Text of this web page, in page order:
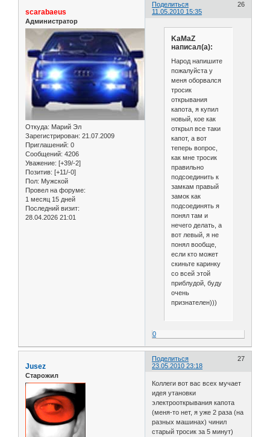
Поделиться
26
11.05.2010 15:35
scarabaeus
Администратор
Откуда: Марий Эл
Зарегистрирован: 21.07.2009
Приглашений: 0
Сообщений: 4206
Уважение: [+39/-2]
Позитив: [+11/-0]
Пол: Мужской
Провел на форуме:
1 месяц 15 дней
Последний визит:
28.04.2026 21:01
KaMaZ
написал(а):
Народ напишите
пожалуйста у
меня оборвался
тросик
открывания
капота, я купил
новый, кое как
открыл все таки
капот, а вот
теперь вопрос,
как мне тросик
правильно
подсоединить к
замкам правый
замок как
подсоединять я
понял там и
нечего делать, а
вот левый, я не
понял вообще,
если кто может
скиньте каринку
со всей этой
приблудой, буду
очень
признателен)))
0
Поделиться
27
23.05.2010 23:18
Jusez
Старожил
Коллеги вот вас всех мучает
идея утановки
электрооткрывания капота
(меня-то нет, я уже 2 раза (на
разных машинах) чинил
старый тросик за 5 минут)